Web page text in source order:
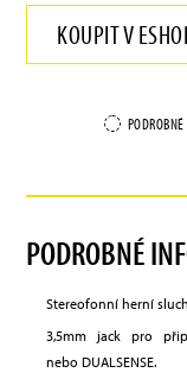
KOUPIT V
PODROBNÉ
Stereofonní herní
3,5mm jack pro
nebo DUALSENSE.